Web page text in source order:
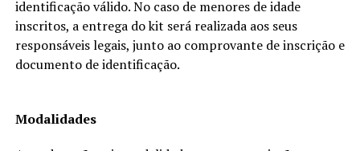
identificação válido. No caso de menores de idade
inscritos, a entrega do kit será realizada aos seus
responsáveis legais, junto ao comprovante de inscrição e
documento de identificação.
Modalidades